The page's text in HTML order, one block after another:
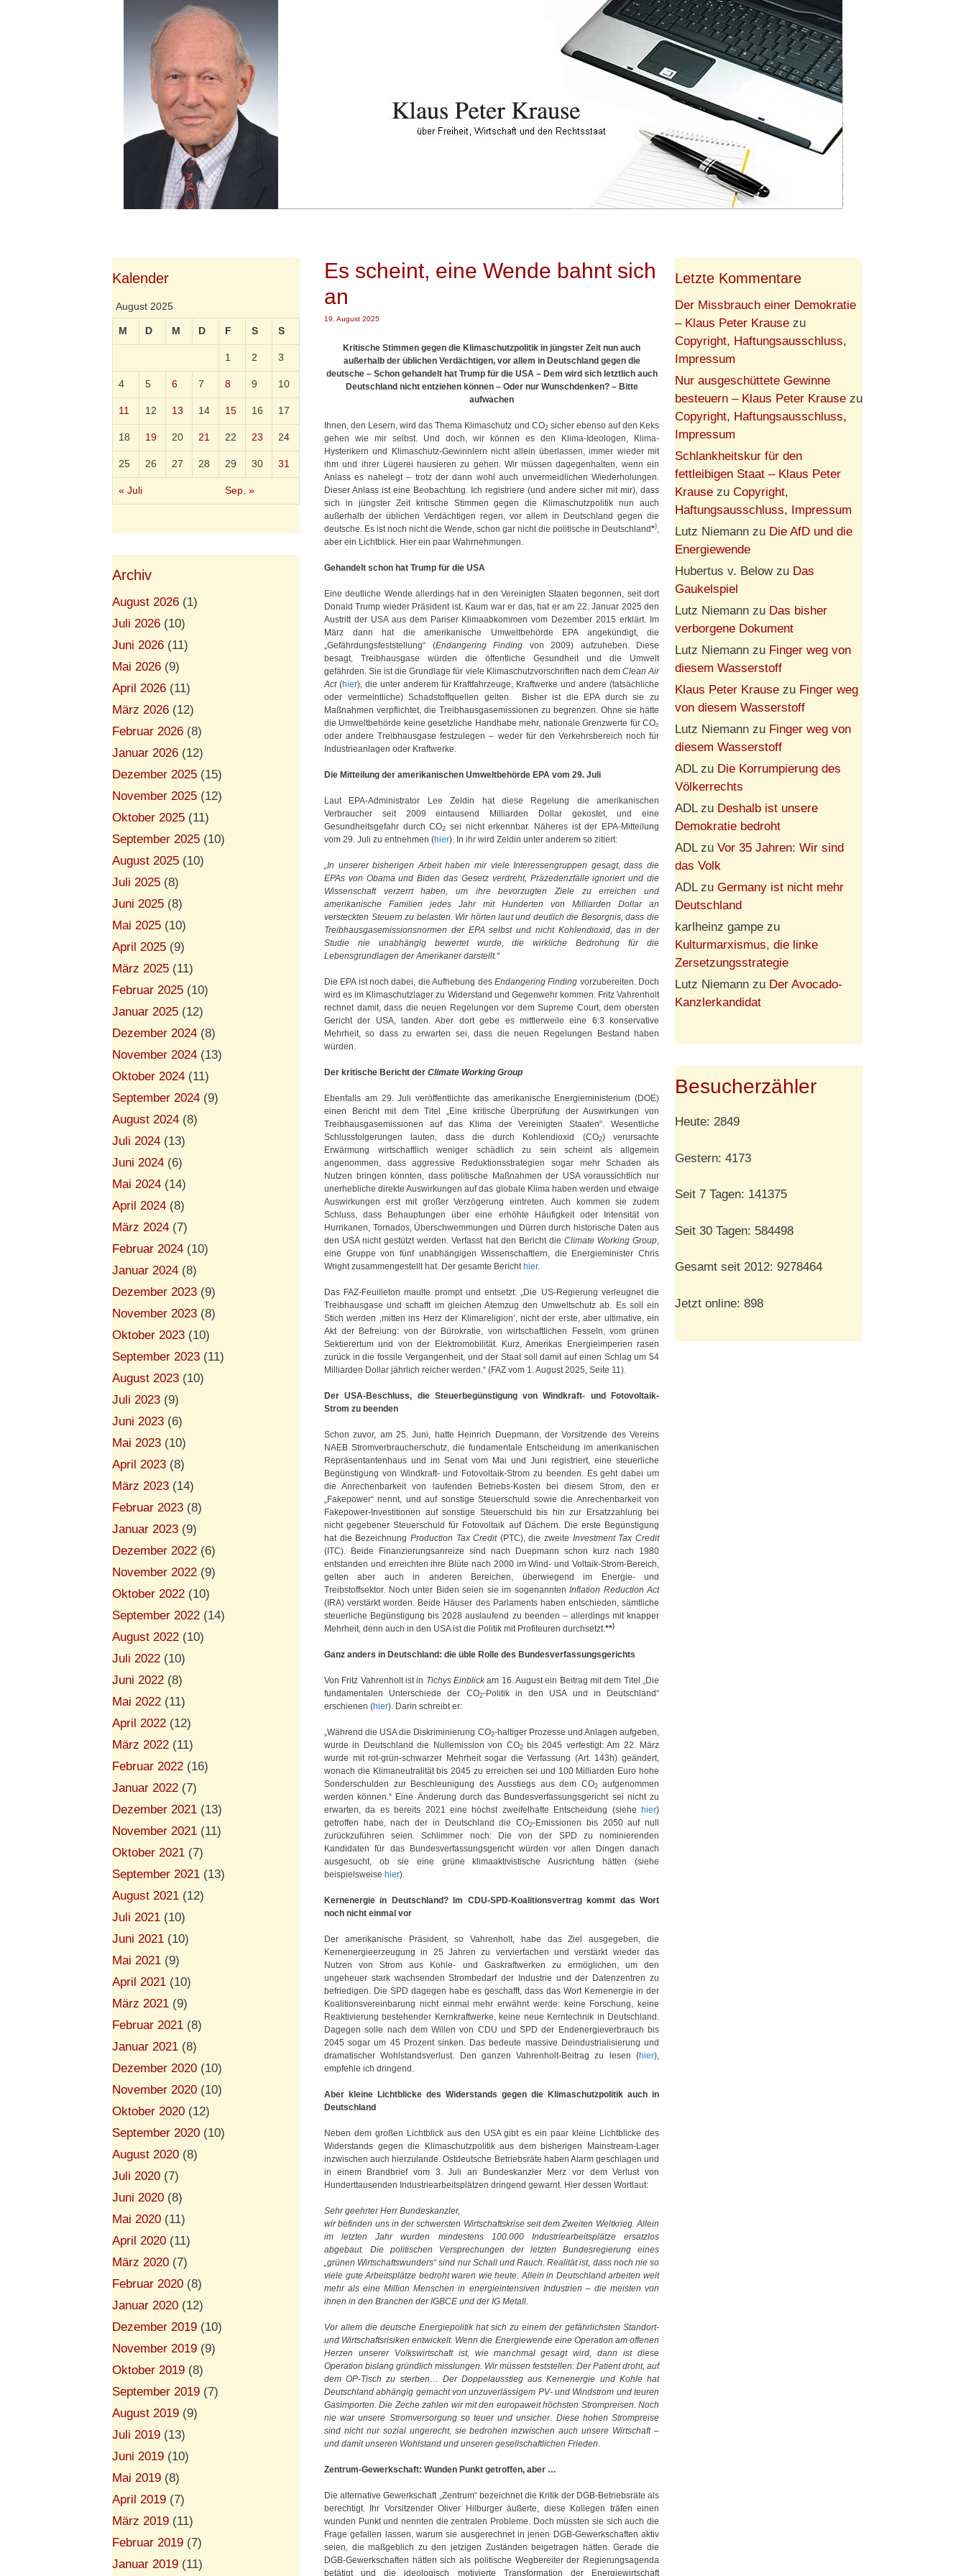
Es scheint, eine Wende bahnt sich
an
19. August 2025
Kritische Stimmen gegen die Klimaschutzpolitik in jüngster Zeit nun auch
außerhalb der üblichen Verdächtigen, vor allem in Deutschland gegen die
deutsche – Schon gehandelt hat Trump für die USA – Dem wird sich letztlich auch
Deutschland nicht entziehen können – Oder nur Wunschdenken? – Bitte
aufwachen
Ihnen, den Lesern, wird das Thema Klimaschutz und CO2sicher ebenso auf den Keks
gehen wie mir selbst. Und doch, wir können es den Klima-Ideologen, Klima-
Hysterikern und Klimaschutz-Gewinnlern nicht allein überlassen, immer wieder mit
ihm und ihrer Lügerei hausieren zu gehen. Wir müssen dagegenhalten, wenn ein
Anlass es nahelegt – trotz der dann wohl auch unvermeidlichen Wiederholungen.
Dieser Anlass ist eine Beobachtung. Ich registriere (und andere sicher mit mir), dass
sich in jüngster Zeit kritische Stimmen gegen die Klimaschutzpolitik nun auch
außerhalb der üblichen Verdächtigen regen, vor allem in Deutschland gegen die
deutsche. Es ist noch nicht die Wende, schon gar nicht die politische in Deutschland*),
aber ein Lichtblick. Hier ein paar Wahrnehmungen.
Gehandelt schon hat Trump für die USA
Eine deutliche Wende allerdings hat in den Vereinigten Staaten begonnen, seit dort
Donald Trump wieder Präsident ist. Kaum war er das, hat er am 22. Januar 2025 den
Austritt der USA aus dem Pariser Klimaabkommen vom Dezember 2015 erklärt. Im
März dann hat die amerikanische Umweltbehörde EPA angekündigt, die
„Gefährdungsfeststellung“ (Endangering Finding von 2009) aufzuheben. Diese
besagt, Treibhausgase würden die öffentliche Gesundheit und die Umwelt
gefährden. Sie ist die Grundlage für viele Klimaschutzvorschriften nach dem Clean Air
Act(hier), die unter anderem für Kraftfahrzeuge, Kraftwerke und andere (tatsächliche
oder vermeintliche) Schadstoffquellen gelten. Bisher ist die EPA durch sie zu
Maßnahmen verpflichtet, die Treibhausgasemissionen zu begrenzen. Ohne sie hätte
die Umweltbehörde keine gesetzliche Handhabe mehr, nationale Grenzwerte für CO₂
oder andere Treibhausgase festzulegen – weder für den Verkehrsbereich noch für
Industrieanlagen oder Kraftwerke.
Die Mitteilung der amerikanischen Umweltbehörde EPA vom 29. Juli
Laut EPA-Administrator Lee Zeldin hat diese Regelung die amerikanischen
Verbraucher seit 2009 eintausend Milliarden Dollar gekostet, und eine
Gesundheitsgefahr durch CO2 sei nicht erkennbar. Näheres ist der EPA-Mitteilung
vom 29. Juli zu entnehmen (hier). In ihr wird Zeldin unter anderem so zitiert:
„In unserer bisherigen Arbeit haben mir viele Interessengruppen gesagt, dass die
EPAs von Obama und Biden das Gesetz verdreht, Präzedenzfälle ignoriert und die
Wissenschaft verzerrt haben, um ihre bevorzugten Ziele zu erreichen und
amerikanische Familien jedes Jahr mit Hunderten von Milliarden Dollar an
versteckten Steuern zu belasten. Wir hörten laut und deutlich die Besorgnis, dass die
Treibhausgasemissionsnormen der EPA selbst und nicht Kohlendioxid, das in der
Studie nie unabhängig bewertet wurde, die wirkliche Bedrohung für die
Lebensgrundlagen der Amerikaner darstellt.“
Die EPA ist noch dabei, die Aufhebung des Endangering Finding vorzubereiten. Doch
wird es im Klimaschutzlager zu Widerstand und Gegenwehr kommen. Fritz Vahrenholt
rechnet damit, dass die neuen Regelungen vor dem Supreme Court, dem obersten
Gericht der USA, landen. Aber dort gebe es mittlerweile eine 6:3 konservative
Mehrheit, so dass zu erwarten sei, dass die neuen Regelungen Bestand haben
würden.
Der kritische Bericht der Climate Working Group
Ebenfalls am 29. Juli veröffentlichte das amerikanische Energieministerium (DOE)
einen Bericht mit dem Titel „Eine kritische Überprüfung der Auswirkungen von
Treibhausgasemissionen auf das Klima der Vereinigten Staaten“. Wesentliche
Schlussfolgerungen lauten, dass die durch Kohlendioxid (CO2) verursachte
Erwärmung wirtschaftlich weniger schädlich zu sein scheint als allgemein
angenommen, dass aggressive Reduktionsstrategien sogar mehr Schaden als
Nutzen bringen könnten, dass politische Maßnahmen der USA voraussichtlich nur
unerhebliche direkte Auswirkungen auf das globale Klima haben werden und etwaige
Auswirkungen erst mit großer Verzögerung eintreten. Auch kommen sie zudem
Schluss, dass Behauptungen über eine erhöhte Häufigkeit oder Intensität von
Hurrikanen, Tornados, Überschwemmungen und Dürren durch historische Daten aus
den USA nicht gestützt werden. Verfasst hat den Bericht die Climate Working Group,
eine Gruppe von fünf unabhängigen Wissenschaftlern, die Energieminister Chris
Wright zusammengestellt hat. Der gesamte Bericht hier.
Das FAZ-Feuilleton maulte prompt und entsetzt: „Die US-Regierung verleugnet die
Treibhausgase und schafft im gleichen Atemzug den Umweltschutz ab. Es soll ein
Stich werden ‚mitten ins Herz der Klimareligion‘, nicht der erste, aber ultimative, ein
Akt der Befreiung: von der Bürokratie, von wirtschaftlichen Fesseln, vom grünen
Sektierertum und von der Elektromobilität. Kurz, Amerikas Energieimperien rasen
zurück in die fossile Vergangenheit, und der Staat soll damit auf einen Schlag um 54
Milliarden Dollar jährlich reicher werden.“ (FAZ vom 1. August 2025, Seite 11).
Der USA-Beschluss, die Steuerbegünstigung von Windkraft- und Fotovoltaik-
Strom zu beenden
Schon zuvor, am 25. Juni, hatte Heinrich Duepmann, der Vorsitzende des Vereins
NAEB Stromverbraucherschutz, die fundamentale Entscheidung im amerikanischen
Repräsentantenhaus und im Senat vom Mai und Juni registriert, eine steuerliche
Begünstigung von Windkraft- und Fotovoltaik-Strom zu beenden. Es geht dabei um
die Anrechenbarkeit von laufenden Betriebs-Kosten bei diesem Strom, den er
„Fakepower“ nennt, und auf sonstige Steuerschuld sowie die Anrechenbarkeit von
Fakepower-Investitionen auf sonstige Steuerschuld bis hin zur Ersatzzahlung bei
nicht gegebener Steuerschuld für Fotovoltaik auf Dächern. Die erste Begünstigung
hat die Bezeichnung Production Tax Credit(PTC), die zweite Investment Tax Credit
(ITC). Beide Finanzierungsanreize sind nach Duepmann schon kurz nach 1980
entstanden und erreichten ihre Blüte nach 2000 im Wind- und Voltaik-Strom-Bereich,
gelten aber auch in anderen Bereichen, überwiegend im Energie- und
Treibstoffsektor. Noch unter Biden seien sie im sogenannten Inflation Reduction Act
(IRA) verstärkt worden. Beide Häuser des Parlaments haben entschieden, sämtliche
steuerliche Begünstigung bis 2028 auslaufend zu beenden – allerdings mit knapper
Mehrheit, denn auch in den USA ist die Politik mit Profiteuren durchsetzt.**)
Ganz anders in Deutschland: die üble Rolle des Bundesverfassungsgerichts
Von Fritz Vahrenholt ist in Tichys Einblickam 16. August ein Beitrag mit dem Titel „Die
fundamentalen Unterschiede der CO2-Politik in den USA und in Deutschland“
erschienen (hier). Darin schreibt er:
„Während die USA die Diskriminierung CO2-haltiger Prozesse und Anlagen aufgeben,
wurde in Deutschland die Nullemission von CO2bis 2045 verfestigt: Am 22. März
wurde mit rot-grün-schwarzer Mehrheit sogar die Verfassung (Art. 143h) geändert,
wonach die Klimaneutralität bis 2045 zu erreichen sei und 100 Milliarden Euro hohe
Sonderschulden zur Beschleunigung des Ausstiegs aus dem CO2aufgenommen
werden können.“ Eine Änderung durch das Bundesverfassungsgericht sei nicht zu
erwarten, da es bereits 2021 eine höchst zweifelhafte Entscheidung (siehe
hier)
getroffen habe, nach der in Deutschland die CO2-Emissionen bis 2050 auf null
zurückzuführen seien. Schlimmer noch: Die von der SPD zu nominierenden
Kandidaten für das Bundesverfassungsgericht würden vor allen Dingen danach
ausgesucht, ob sie eine grüne klimaaktivistische Ausrichtung hätten (siehe
beispielsweise hier).
Kernenergie in Deutschland? Im CDU-SPD-Koalitionsvertrag kommt das Wort
noch nicht einmal vor
Der amerikanische Präsident, so Vahrenholt, habe das Ziel ausgegeben, die
Kernenergieerzeugung in 25 Jahren zu vervierfachen und verstärkt wieder das
Nutzen von Strom aus Kohle- und Gaskraftwerken zu ermöglichen, um den
ungeheuer stark wachsenden Strombedarf der Industrie und der Datenzentren zu
befriedigen. Die SPD dagegen habe es geschafft, dass das Wort Kernenergie in der
Koalitionsvereinbarung nicht einmal mehr erwähnt werde: keine Forschung, keine
Reaktivierung bestehender Kernkraftwerke, keine neue Kerntechnik in Deutschland.
Dagegen solle nach dem Willen von CDU und SPD der Endenergieverbrauch bis
2045 sogar um 45 Prozent sinken. Das bedeute massive Deindustrialisierung und
dramatischer Wohlstandsverlust. Den ganzen Vahrenholt-Beitrag zu lesen (hier),
empfehle ich dringend.
Aber kleine Lichtblicke des Widerstands gegen die Klimaschutzpolitik auch in
Deutschland
Neben dem großen Lichtblick aus den USA gibt es ein paar kleine Lichtblicke des
Widerstands gegen die Klimaschutzpolitik aus dem bisherigen Mainstream-Lager
inzwischen auch hierzulande. Ostdeutsche Betriebsräte haben Alarm geschlagen und
in einem Brandbrief vom 3. Juli an Bundeskanzler Merz vor dem Verlust von
Hunderttausenden Industriearbeitsplätzen dringend gewarnt. Hier dessen Wortlaut:
Sehr geehrter Herr Bundeskanzler,
wir befinden uns in der schwersten Wirtschaftskrise seit dem Zweiten Weltkrieg. Allein
im letzten Jahr wurden mindestens 100.000 Industriearbeitsplätze ersatzlos
abgebaut. Die politischen Versprechungen der letzten Bundesregierung eines
„grünen Wirtschaftswunders“ sind nur Schall und Rauch. Realität ist, dass noch nie so
viele gute Arbeitsplätze bedroht waren wie heute. Allein in Deutschland arbeiten weit
mehr als eine Million Menschen in energieintensiven Industrien – die meisten von
ihnen in den Branchen der IGBCE und der IG Metall.
Vor allem die deutsche Energiepolitik hat sich zu einem der gefährlichsten Standort-
und Wirtschaftsrisiken entwickelt. Wenn die Energiewende eine Operation am offenen
Herzen unserer Volkswirtschaft ist, wie manchmal gesagt wird, dann ist diese
Operation bislang gründlich misslungen. Wir müssen feststellen: Der Patient droht, auf
dem OP-Tisch zu sterben… Der Doppelausstieg aus Kernenergie und Kohle hat
Deutschland abhängig gemacht von unzuverlässigem PV- und Windstrom und teuren
Gasimporten. Die Zeche zahlen wir mit den europaweit höchsten Strompreisen. Noch
nie war unsere Stromversorgung so teuer und unsicher. Diese hohen Strompreise
sind nicht nur sozial ungerecht, sie bedrohen inzwischen auch unsere Wirtschaft –
und damit unseren Wohlstand und unseren gesellschaftlichen Frieden.
Zentrum-Gewerkschaft: Wunden Punkt getroffen, aber …
Die alternative Gewerkschaft „Zentrum“ bezeichnet die Kritik der DGB-Betriebsräte als
berechtigt. Ihr Vorsitzender Oliver Hilburger äußerte, diese Kollegen träfen einen
wunden Punkt und nennten die zentralen Probleme. Doch müssten sie sich auch die
Frage gefallen lassen, warum sie ausgerechnet in jenen DGB-Gewerkschaften aktiv
seien, die maßgeblich zu den jetzigen Zuständen beigetragen hätten. Gerade die
DGB-Gewerkschaften hätten sich als politische Wegbereiter der Regierungsagenda
betätigt und die ideologisch motivierte Transformation der Energiewirtschaft
Kalender
August 2025
M D M D F S S
« Juli Sep. »
1 2 3
4 5 6 7 8 9 10
11 12 13 14 15 16 17
18 19 20 21 22 23 24
25 26 27 28 29 30 31
Archiv
August 2026 (1)
Juli 2026 (10)
Juni 2026 (11)
Mai 2026 (9)
April 2026 (11)
März 2026 (12)
Februar 2026 (8)
Januar 2026 (12)
Dezember 2025 (15)
November 2025 (12)
Oktober 2025 (11)
September 2025 (10)
August 2025 (10)
Juli 2025 (8)
Juni 2025 (8)
Mai 2025 (10)
April 2025 (9)
März 2025 (11)
Februar 2025 (10)
Januar 2025 (12)
Dezember 2024 (8)
November 2024 (13)
Oktober 2024 (11)
September 2024 (9)
August 2024 (8)
Juli 2024 (13)
Juni 2024 (6)
Mai 2024 (14)
April 2024 (8)
März 2024 (7)
Februar 2024 (10)
Januar 2024 (8)
Dezember 2023 (9)
November 2023 (8)
Oktober 2023 (10)
September 2023 (11)
August 2023 (10)
Juli 2023 (9)
Juni 2023 (6)
Mai 2023 (10)
April 2023 (8)
März 2023 (14)
Februar 2023 (8)
Januar 2023 (9)
Dezember 2022 (6)
November 2022 (9)
Oktober 2022 (10)
September 2022 (14)
August 2022 (10)
Juli 2022 (10)
Juni 2022 (8)
Mai 2022 (11)
April 2022 (12)
März 2022 (11)
Februar 2022 (16)
Januar 2022 (7)
Dezember 2021 (13)
November 2021 (11)
Oktober 2021 (7)
September 2021 (13)
August 2021 (12)
Juli 2021 (10)
Juni 2021 (10)
Mai 2021 (9)
April 2021 (10)
März 2021 (9)
Februar 2021 (8)
Januar 2021 (8)
Dezember 2020 (10)
November 2020 (10)
Oktober 2020 (12)
September 2020 (10)
August 2020 (8)
Juli 2020 (7)
Juni 2020 (8)
Mai 2020 (11)
April 2020 (11)
März 2020 (7)
Februar 2020 (8)
Januar 2020 (12)
Dezember 2019 (10)
November 2019 (9)
Oktober 2019 (8)
September 2019 (7)
August 2019 (9)
Juli 2019 (13)
Juni 2019 (10)
Mai 2019 (8)
April 2019 (7)
März 2019 (11)
Februar 2019 (7)
Januar 2019 (11)
Letzte Kommentare
Der Missbrauch einer Demokratie
– Klaus Peter Krause zu
Copyright, Haftungsausschluss,
Impressum
Nur ausgeschüttete Gewinne
besteuern – Klaus Peter Krause zu
Copyright, Haftungsausschluss,
Impressum
Schlankheitskur für den
fettleibigen Staat – Klaus Peter
Krause zu Copyright,
Haftungsausschluss, Impressum
Lutz Niemann zu Die AfD und die
Energiewende
Hubertus v. Belowzu Das
Gaukelspiel
Lutz Niemann zu Das bisher
verborgene Dokument
Lutz Niemann zu Finger weg von
diesem Wasserstoff
Klaus Peter Krause zu Finger weg
von diesem Wasserstoff
Lutz Niemann zu Finger weg von
diesem Wasserstoff
ADLzu Die Korrumpierung des
Völkerrechts
ADLzu Deshalb ist unsere
Demokratie bedroht
ADLzu Vor 35 Jahren: Wir sind
das Volk
ADLzu Germany ist nicht mehr
Deutschland
karlheinz gampe zu
Kulturmarxismus, die linke
Zersetzungsstrategie
Lutz Niemann zu Der Avocado-
Kanzlerkandidat
Besucherzähler
Heute: 2849
Gestern: 4173
Seit 7 Tagen: 141375
Seit 30 Tagen: 584498
Gesamt seit 2012: 9278464
Jetzt online: 898